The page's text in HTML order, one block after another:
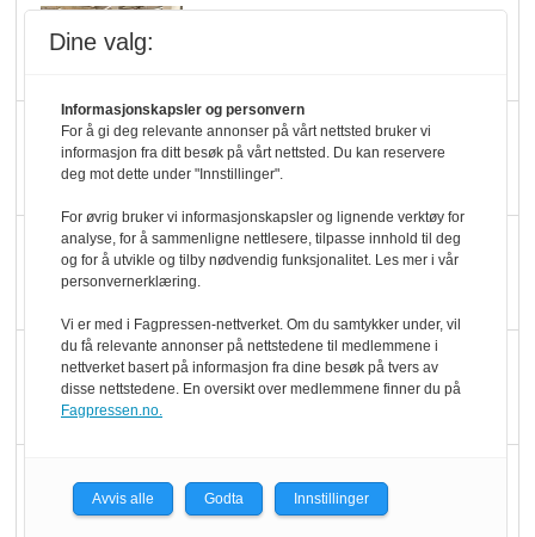
Rema-flaggskip
Slik opprettholdes
ølsalget
Færre varer, men fulle
hyller
KI lager mat i butikken
Q passerte 1 milliard i
Rema i 2025
Dine valg:
Informasjonskapsler og personvern
For å gi deg relevante annonser på vårt nettsted bruker vi
informasjon fra ditt besøk på vårt nettsted. Du kan reservere
deg mot dette under "Innstillinger".
For øvrig bruker vi informasjonskapsler og lignende verktøy for
analyse, for å sammenligne nettlesere, tilpasse innhold til deg
og for å utvikle og tilby nødvendig funksjonalitet. Les mer i vår
personvernerklæring.
Vi er med i Fagpressen-nettverket. Om du samtykker under, vil
du få relevante annonser på nettstedene til medlemmene i
nettverket basert på informasjon fra dine besøk på tvers av
disse nettstedene. En oversikt over medlemmene finner du på
Fagpressen.no.
Avvis alle Godta Innstillinger